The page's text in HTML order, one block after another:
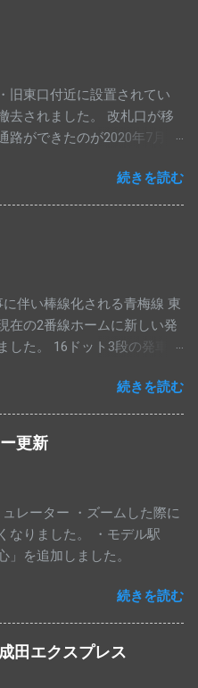
旧東口付近に設置されてい
去されました。 改札口が移
路ができたのが2020年7月19
ずれ撤去されるとは思ってい
長生きしたと思います。
車標と同じく、左側数桁分
表示される中央西改札の発
新宿ライン等一部が新しい
たので、その後の交換と思
総武各駅停車・中央線快速・
標は変更ありません。 交換
続きを読む
伴い棒線化される青梅線 東
在の2番線ホームに新しい発
した。 16ドット3段の発車標
続きを読む
更新
レーター ・ズームした際に
なりました。 ・モデル駅
」を追加しました。
続きを読む
田エクスプレス